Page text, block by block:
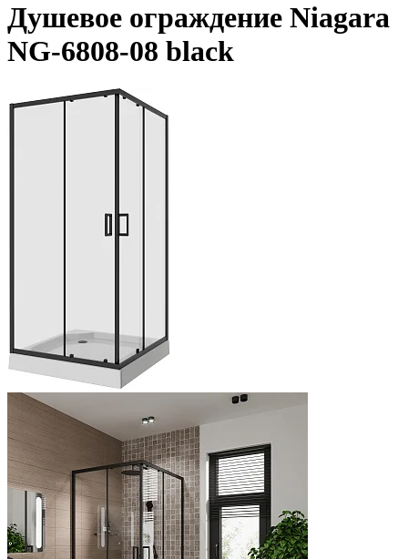
Душевое ограждение Niagara
NG-6808-08 black